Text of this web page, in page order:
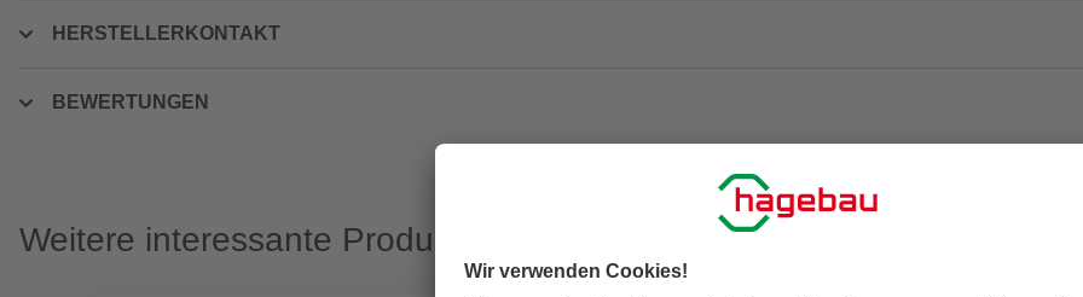
HERSTELLERKONTAKT
BEWERTUNGEN
Weitere interessante Produkte